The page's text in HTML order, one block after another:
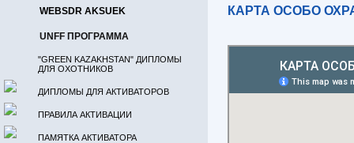
WEBSDR AKSUEK
UNFF ПРОГРАММА
"GREEN KAZAKHSTAN" ДИПЛОМЫ
ДЛЯ ОХОТНИКОВ
ДИПЛОМЫ ДЛЯ АКТИВАТОРОВ
ПРАВИЛА АКТИВАЦИИ
ПАМЯТКА АКТИВАТОРА
КАРТА ОСОБО